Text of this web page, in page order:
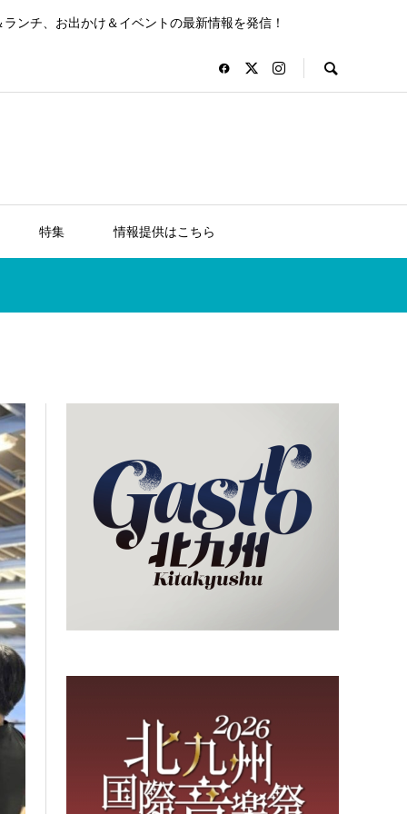
ンチ、お出かけ＆イベントの最新情報を発信！
特集 情報提供はこちら